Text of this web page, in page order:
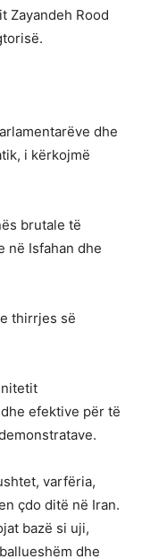
Zayandeh Rood
dhe
i kërkojmë
brutale të
në Isfahan dhe
thirrjes së
efektive për të
varfëria,
çdo ditë në Iran.
bazë si uji,
dhe